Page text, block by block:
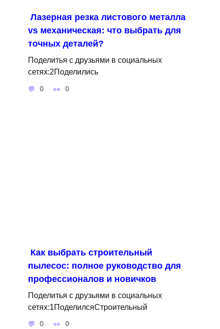
Лазерная резка листового металла
vs механическая: что выбрать для
точных деталей?
Поделитья с друзьями в социальных
сетях:2Поделились
0 0
Как выбрать строительный
пылесос: полное руководство для
профессионалов и новичков
Поделитья с друзьями в социальных
сетях:1ПоделилсяСтроительный
0 0